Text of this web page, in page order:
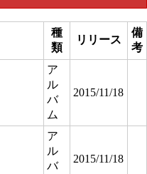
種
類
リリース
備
考
ア
ル
バ
ム
2015/11/18
ア
ル
バ
2015/11/18